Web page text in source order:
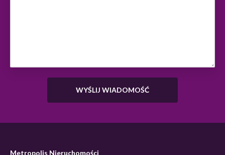
Metropolis Nieruchomości